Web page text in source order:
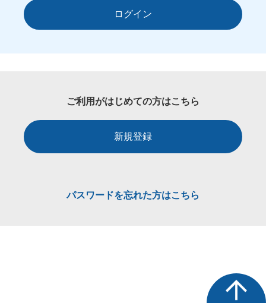
ログイン
ご利用がはじめての方はこちら
新規登録
パスワードを忘れた方はこちら